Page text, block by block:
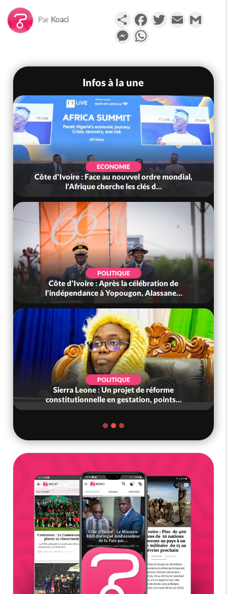
Par Koaci PartagerFacebookTwitterEmail
Messenger
Infos à la une
ECONOMIE
Côte d'Ivoire : Face au nouvvel ordre mondial,
l'Afrique cherche les clés d...
POLITIQUE
Côte d'Ivoire : Après la célébration de
l'indépendance à Yopougon, Alassane...
POLITIQUE
Sierra Leone : Un projet de réforme
constitutionnelle en gestation, points...